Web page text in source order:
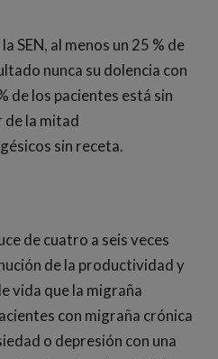
SEN, al menos un 25 % de
nunca su dolencia con
de los pacientes está sin
la mitad
sin receta.
de cuatro a seis veces
de la productividad y
vida que la migraña
con migraña crónica
o depresión con una